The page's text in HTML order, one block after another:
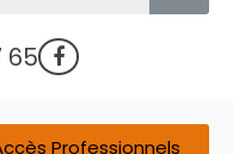
65
Professionnels